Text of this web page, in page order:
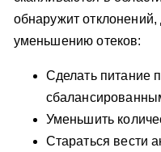
обнаружит
уменьшению отеков:
Сделать питание
Уменьшить
Стараться вести